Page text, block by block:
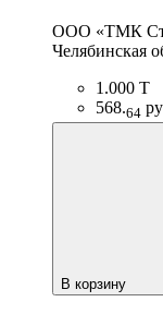
ООО «ТМК
Челябинская
1.000 Т
568.64
В корзину